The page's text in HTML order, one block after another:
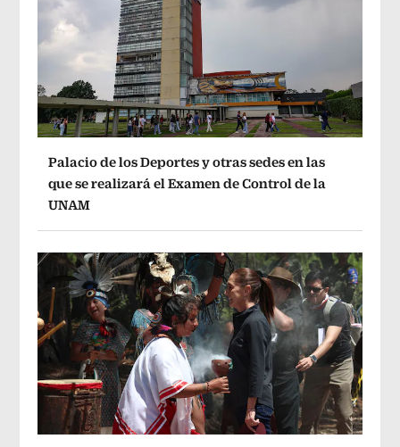
Palacio de los Deportes y otras sedes en las
que se realizará el Examen de Control de la
UNAM